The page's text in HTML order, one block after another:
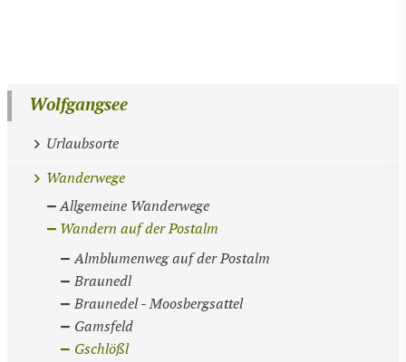
Wolfgangsee
Urlaubsorte
Wanderwege
Allgemeine Wanderwege
Wandern auf der Postalm
Almblumenweg auf der Postalm
Braunedl
Braunedel - Moosbergsattel
Gamsfeld
Gschlößl